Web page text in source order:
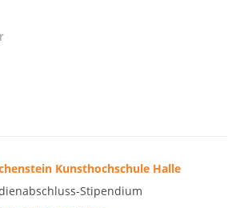
Kunsthochschule Halle
Stipendium